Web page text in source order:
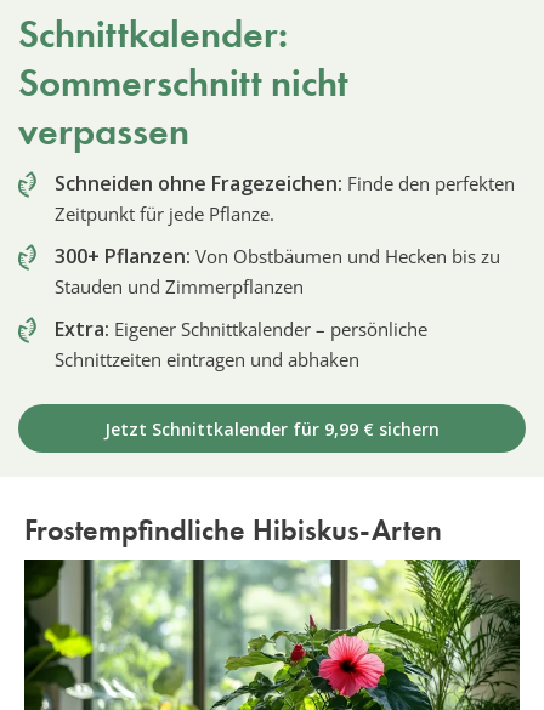
Schnittkalender:
Sommerschnitt nicht
verpassen
Schneiden ohne Fragezeichen: Finde den perfekten
Zeitpunkt für jede Pflanze.
300+ Pflanzen: Von Obstbäumen und Hecken bis zu
Stauden und Zimmerpflanzen
Extra: Eigener Schnittkalender – persönliche
Schnittzeiten eintragen und abhaken
Jetzt Schnittkalender für 9,99 € sichern
Frostempfindliche Hibiskus-Arten